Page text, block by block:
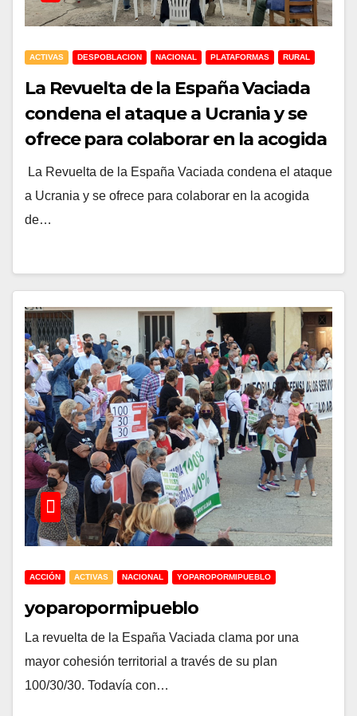
ACTIVAS DESPOBLACION NACIONAL PLATAFORMAS RURAL
La Revuelta de la España Vaciada
condena el ataque a Ucrania y se
ofrece para colaborar en la acogida
de refugiados
La Revuelta de la España Vaciada condena el ataque
a Ucrania y se ofrece para colaborar en la acogida
de…
ACCIÓN ACTIVAS NACIONAL YOPAROPORMIPUEBLO
yoparopormipueblo
La revuelta de la España Vaciada clama por una
mayor cohesión territorial a través de su plan
100/30/30. Todavía con…